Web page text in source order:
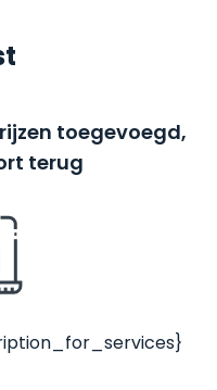
toegevoegd,
terug